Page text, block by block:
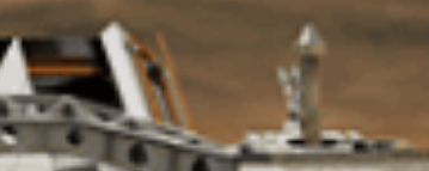
献しています。
が私たちシグマ光機です。